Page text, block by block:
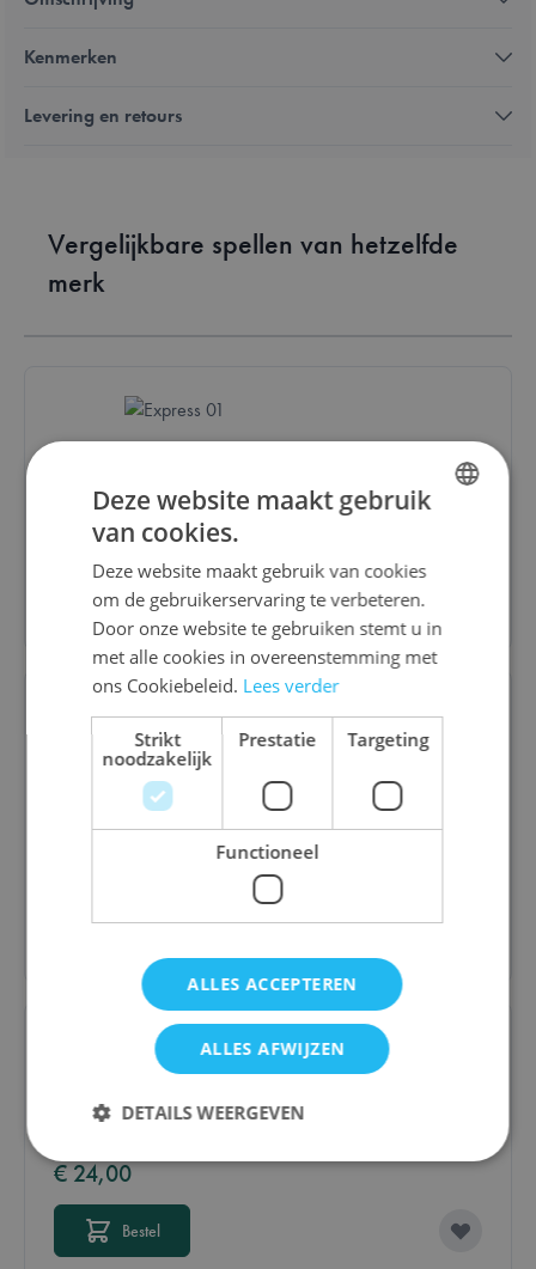
Kenmerken
Levering en retours
Vergelijkbare spellen van hetzelfde
merk
€ 23,95
Bestel
Undo: Curse from the Past (EN)
Bestel
Memo Mission
€ 24,00
Bestel
ENGLISH
Deze website maakt gebruik
van cookies.
Deze website maakt gebruik van cookies
om de gebruikerservaring te verbeteren.
Door onze website te gebruiken stemt u in
met alle cookies in overeenstemming met
ons Cookiebeleid. Lees verder
Strikt
noodzakelijk
Prestatie Targeting
Functioneel
ALLES ACCEPTEREN
ALLES AFWIJZEN
DETAILS WEERGEVEN
Strikt noodzakelijk